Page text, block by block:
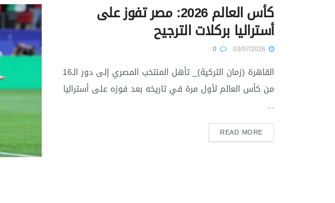
كأس العالم 2026: مصر تفوز على
أستراليا بركلات الترجيح
القاهرة (زمان التركية)_ تأهل المنتخب المصري إلى دور الـ16
من كأس العالم لأول مرة في تاريخه بعد فوزه على أستراليا
...
READ MORE